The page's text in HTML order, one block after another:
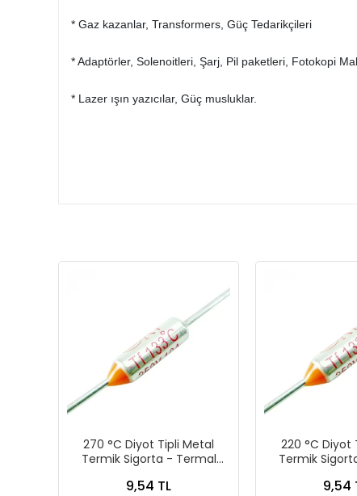
* Gaz kazanlar, Transformers, Güç Tedarikçileri
* Adaptörler, Solenoitleri, Şarj, Pil paketleri, Fotokopi
* Lazer ışın yazıcılar, Güç musluklar.
270 °C Diyot Tipli Metal
Termik Sigorta - Termal
9,54 TL
220 °C Diyot
Termik
9,54